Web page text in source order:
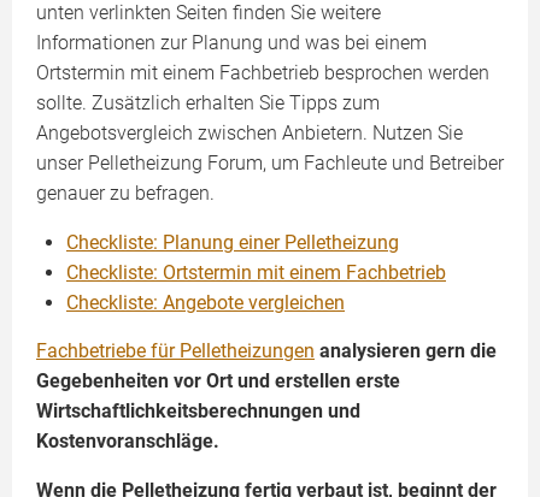
unten verlinkten Seiten finden Sie weitere
Informationen zur Planung und was bei einem
Ortstermin mit einem Fachbetrieb besprochen werden
sollte. Zusätzlich erhalten Sie Tipps zum
Angebotsvergleich zwischen Anbietern. Nutzen Sie
unser Pelletheizung Forum, um Fachleute und Betreiber
genauer zu befragen.
Checkliste: Planung einer Pelletheizung
Checkliste: Ortstermin mit einem Fachbetrieb
Checkliste: Angebote vergleichen
Fachbetriebe für Pelletheizungen analysieren gern die
Gegebenheiten vor Ort und erstellen erste
Wirtschaftlichkeitsberechnungen und
Kostenvoranschläge.
Wenn die Pelletheizung fertig verbaut ist, beginnt der